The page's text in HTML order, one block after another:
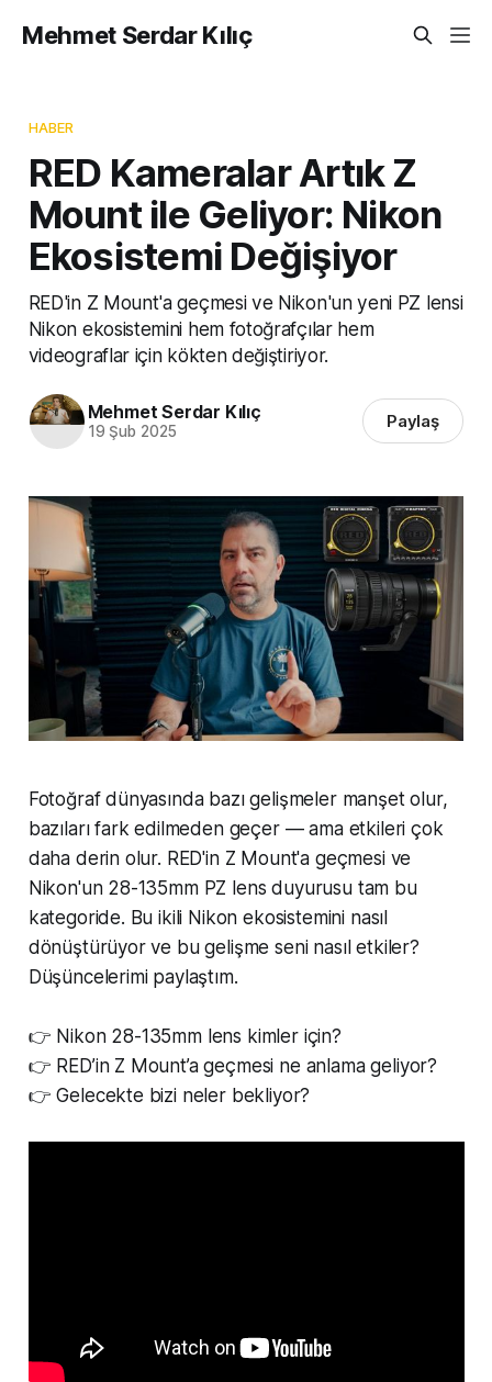
Mehmet Serdar Kılıç
HABER
RED Kameralar Artık Z
Mount ile Geliyor: Nikon
Ekosistemi Değişiyor
RED'in Z Mount'a geçmesi ve Nikon'un yeni PZ lensi
Nikon ekosistemini hem fotoğrafçılar hem
videograflar için kökten değiştiriyor.
Mehmet Serdar Kılıç
19 Şub 2025 Paylaş
Fotoğraf dünyasında bazı gelişmeler manşet olur,
bazıları fark edilmeden geçer — ama etkileri çok
daha derin olur. RED'in Z Mount'a geçmesi ve
Nikon'un 28-135mm PZ lens duyurusu tam bu
kategoride. Bu ikili Nikon ekosistemini nasıl
dönüştürüyor ve bu gelişme seni nasıl etkiler?
Düşüncelerimi paylaştım.
👉 Nikon 28-135mm lens kimler için?
👉 RED’in Z Mount’a geçmesi ne anlama geliyor?
👉 Gelecekte bizi neler bekliyor?